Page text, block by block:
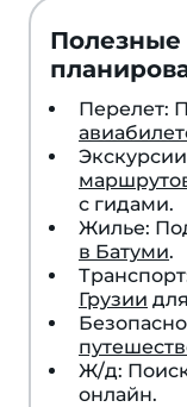
Полезные
Перелет:
с гидами.
Жилье:
в Батуми.
Грузии
Ж/д:
онлайн.